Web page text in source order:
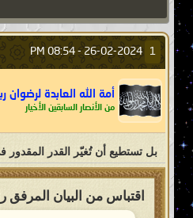
1
26-02-2024 -
08:54 PM
أمة الله العابدة لرضوان
من الأنصار السابقين الأخيار
بل تستطيع أن تُغيّر القدر المقدور
اقتباس من البيان المرفق